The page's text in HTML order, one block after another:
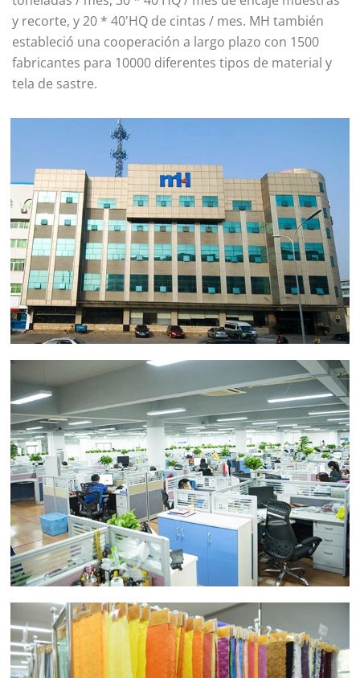
y recorte, y 20 * 40'HQ de cintas / mes. MH también
estableció una cooperación a largo plazo con 1500
fabricantes para 10000 diferentes tipos de material y
tela de sastre.